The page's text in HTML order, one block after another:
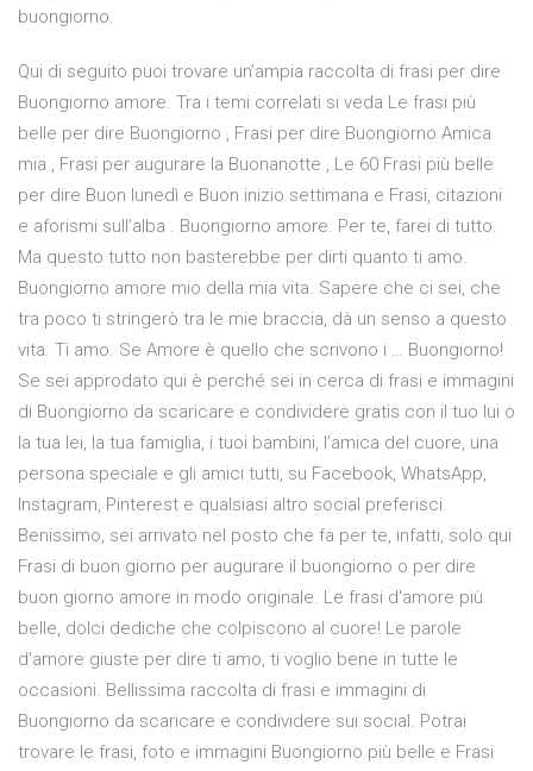
buongiorno.
Qui di seguito puoi trovare un’ampia raccolta di frasi per dire
Buongiorno amore. Tra i temi correlati si veda Le frasi più
belle per dire Buongiorno , Frasi per dire Buongiorno Amica
mia , Frasi per augurare la Buonanotte , Le 60 Frasi più belle
per dire Buon lunedì e Buon inizio settimana e Frasi, citazioni
e aforismi sull’alba . Buongiorno amore. Per te, farei di tutto.
Ma questo tutto non basterebbe per dirti quanto ti amo.
Buongiorno amore mio della mia vita. Sapere che ci sei, che
tra poco ti stringerò tra le mie braccia, dà un senso a questo
vita. Ti amo. Se Amore è quello che scrivono i … Buongiorno!
Se sei approdato qui è perché sei in cerca di frasi e immagini
di Buongiorno da scaricare e condividere gratis con il tuo lui o
la tua lei, la tua famiglia, i tuoi bambini, l’amica del cuore, una
persona speciale e gli amici tutti, su Facebook, WhatsApp,
Instagram, Pinterest e qualsiasi altro social preferisci.
Benissimo, sei arrivato nel posto che fa per te, infatti, solo qui
Frasi di buon giorno per augurare il buongiorno o per dire
buon giorno amore in modo originale. Le frasi d'amore più
belle, dolci dediche che colpiscono al cuore! Le parole
d'amore giuste per dire ti amo, ti voglio bene in tutte le
occasioni. Bellissima raccolta di frasi e immagini di
Buongiorno da scaricare e condividere sui social. Potrai
trovare le frasi, foto e immagini Buongiorno più belle e Frasi